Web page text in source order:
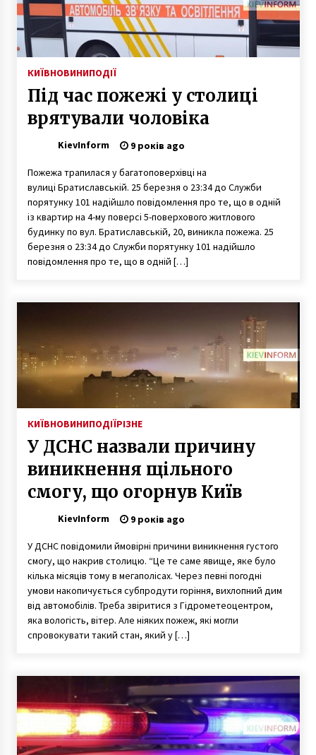
Під Києвом посеред вулиці застрілили
чоловіка
Раціони здорового харчування для зайнятих
як не витрачати час на кухню
4 місяці ago
8 років ago
Музичні фонтани на Майдані і Русанівці
коштуватимуть киянам 5,7 мільйона
9 років ago
автомобілів
На авіабазі у Василькові автомобіль
зіткнувся з літаком: постраждав водій
5 років ago
З’явилися фото банкноти часів Української
народної республіки, яку перевипустить НБУ
8 років ago
У Києві зафіксували саму теплу ніч в історії
6 років ago
В Укрзалізниці планують перефарбувати
вагони
6 років ago
Україна запроваджує санкції щодо Нікарагуа
через почесне консульство у Криму
6 років ago
КИЇВНОВИНИПОДІЇ
Під час пожежі у столиці
врятували чоловіка
KievInform 9 років ago
Пожежа трапилася у багатоповерхівці на
вулиці Братиславській. 25 березня о 23:34 до Служби
порятунку 101 надійшло повідомлення про те, що в одній
із квартир на 4-му поверсі 5-поверхового житлового
будинку по вул. Братиславській, 20, виникла пожежа. 25
березня о 23:34 до Служби порятунку 101 надійшло
повідомлення про те, що в одній […]
КИЇВНОВИНИПОДІЇРІЗНЕ
У ДСНС назвали причину
виникнення щільного
смогу, що огорнув Київ
KievInform 9 років ago
У ДСНС повідомили ймовірні причини виникнення густого
смогу, що накрив столицю. “Це те саме явище, яке було
кілька місяців тому в мегаполісах. Через певні погодні
умови накопичується субпродути горіння, вихлопний дим
від автомобілів. Треба звіритися з Гідрометеоцентром,
яка вологість, вітер. Але ніяких пожеж, які могли
спровокувати такий стан, який у […]